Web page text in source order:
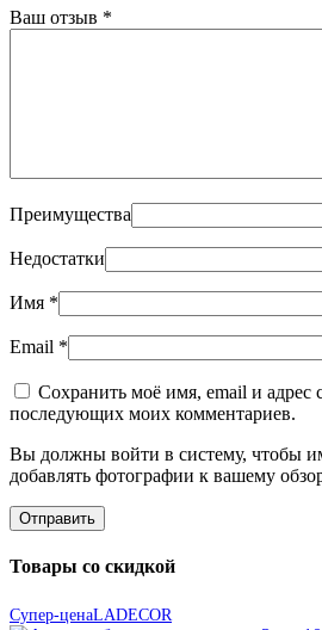
Ваш отзыв *
Преимущества
Недостатки
Имя *
Email *
Сохранить моё имя, email и адрес
последующих моих комментариев.
Вы должны войти в систему, чтобы
добавлять фотографии к вашему
Товары со скидкой
Супер-ценаLADECOR